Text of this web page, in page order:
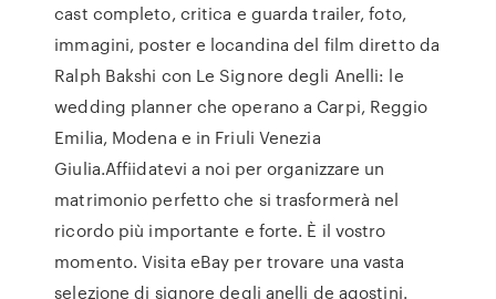
cast completo, critica e guarda trailer, foto,
immagini, poster e locandina del film diretto da
Ralph Bakshi con Le Signore degli Anelli: le
wedding planner che operano a Carpi, Reggio
Emilia, Modena e in Friuli Venezia
Giulia.Affiidatevi a noi per organizzare un
matrimonio perfetto che si trasformerà nel
ricordo più importante e forte. È il vostro
momento. Visita eBay per trovare una vasta
selezione di signore degli anelli de agostini.